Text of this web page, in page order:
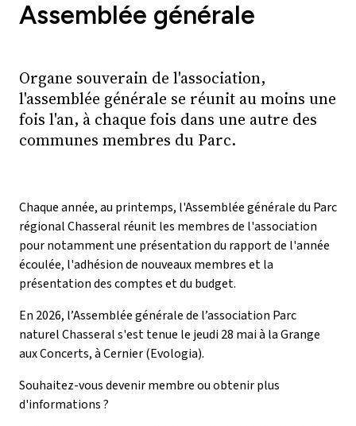
Assemblée générale
Organe souverain de l'association,
l'assemblée générale se réunit au moins une
fois l'an, à chaque fois dans une autre des
communes membres du Parc.
Chaque année, au printemps, l'Assemblée générale du Parc
régional Chasseral réunit les membres de l'association
pour notamment une présentation du rapport de l'année
écoulée, l'adhésion de nouveaux membres et la
présentation des comptes et du budget.
En 2026, l’Assemblée générale de l’association Parc
naturel Chasseral s'est tenue le jeudi 28 mai à la Grange
aux Concerts, à Cernier (Evologia).
Souhaitez-vous devenir membre ou obtenir plus
d'informations ?